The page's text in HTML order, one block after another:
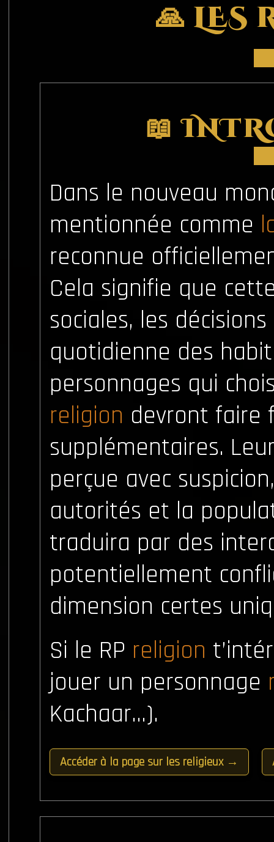
🙏 LES
📖
Dans le nouveau
mentionnée comme
reconnue
Cela signifie que
sociales, les
quotidienne des
personnages qui
religion devront faire
supplémentaires.
perçue avec
autorités et la
traduira par des
potentiellement
dimension certes
Si le RP religion
jouer un personnage
Kachaar…).
Accéder à la page sur les religieux →